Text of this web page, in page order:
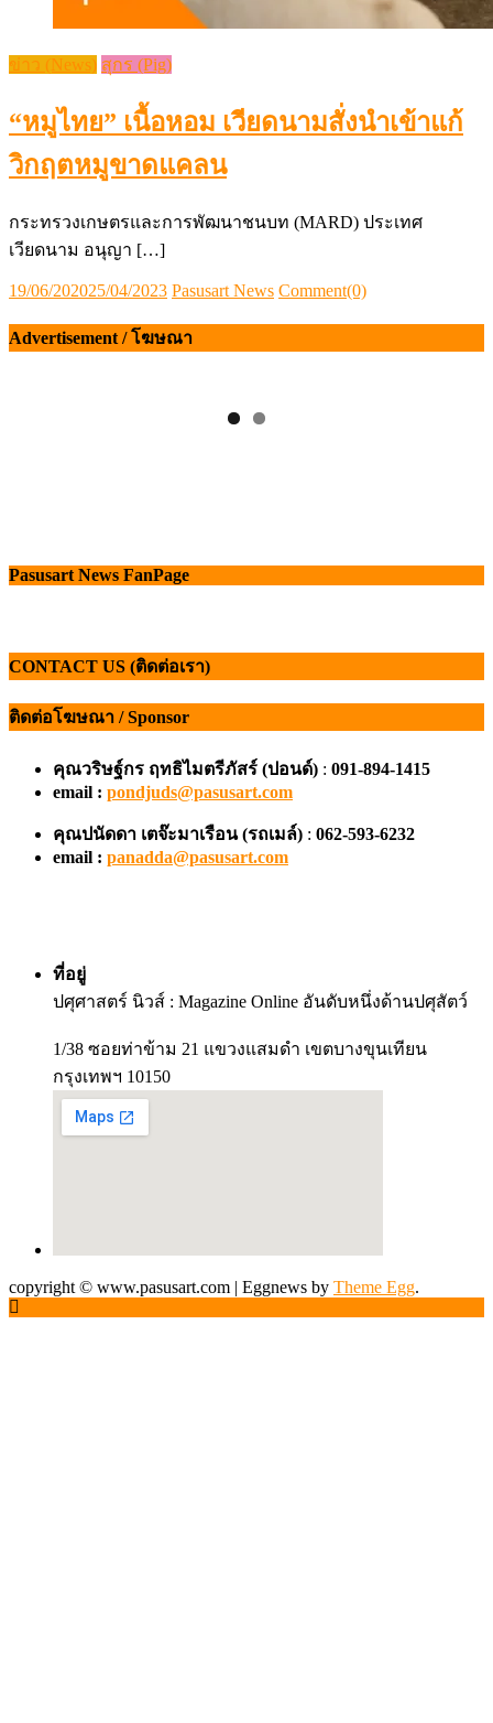
ข่าว (News) สุกร (Pig)
“หมูไทย” เนื้อหอม เวียดนามสั่งนำเข้าแก้
วิกฤตหมูขาดแคลน
กระทรวงเกษตรและการพัฒนาชนบท (MARD) ประเทศ
เวียดนาม อนุญา […]
Posted
19/06/202025/04/2023 Author
Pasusart News Comment(0)
Advertisement / โฆษณา
Pasusart News FanPage
CONTACT US (ติดต่อเรา)
ติดต่อโฆษณา / Sponsor
คุณวริษฐ์กร ฤทธิไมตรีภัสร์ (ปอนด์) : 091-894-1415
email : pondjuds@pasusart.com
คุณปนัดดา เตจ๊ะมาเรือน (รถเมล์) : 062-593-6232
email : panadda@pasusart.com
ที่อยู่
ปศุศาสตร์ นิวส์ : Magazine Online อันดับหนึ่งด้านปศุสัตว์
1/38 ซอยท่าข้าม 21 แขวงแสมดำ เขตบางขุนเทียน
กรุงเทพฯ 10150
copyright © www.pasusart.com | Eggnews by Theme Egg.